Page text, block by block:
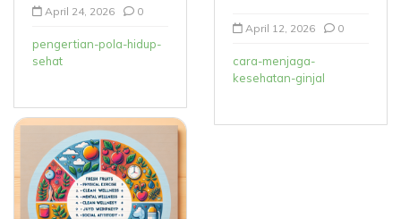
April 24, 2026 0
pengertian-pola-hidup-
sehat
April 12, 2026 0
cara-menjaga-
kesehatan-ginjal